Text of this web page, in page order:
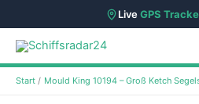
LiveGPS
Zum
Inhalt
springen
Start Mould King 10194 – Groß Ketch